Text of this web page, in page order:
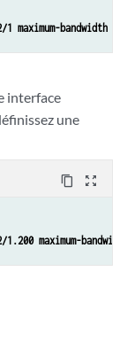
bandwidth
interface
une
content_copy zoom_out_map
maximum-